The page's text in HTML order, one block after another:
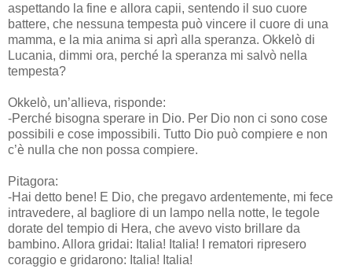
aspettando la fine e allora capii, sentendo il suo cuore
battere, che nessuna tempesta può vincere il cuore di una
mamma, e la mia anima si aprì alla speranza. Okkelò di
Lucania, dimmi ora, perché la speranza mi salvò nella
tempesta?
Okkelò, un’allieva, risponde:
-Perché bisogna sperare in Dio. Per Dio non ci sono cose
possibili e cose impossibili. Tutto Dio può compiere e non
c’è nulla che non possa compiere.
Pitagora:
-Hai detto bene! E Dio, che pregavo ardentemente, mi fece
intravedere, al bagliore di un lampo nella notte, le tegole
dorate del tempio di Hera, che avevo visto brillare da
bambino. Allora gridai: Italia! Italia! I rematori ripresero
coraggio e gridarono: Italia! Italia!